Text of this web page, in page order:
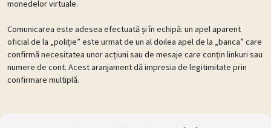
monedelor virtuale.
Comunicarea este adesea efectuată și în echipă: un apel aparent
oficial de la „poliție” este urmat de un al doilea apel de la „banca” care
confirmă necesitatea unor acțiuni sau de mesaje care conțin linkuri sau
numere de cont. Acest aranjament dă impresia de legitimitate prin
confirmare multiplă.